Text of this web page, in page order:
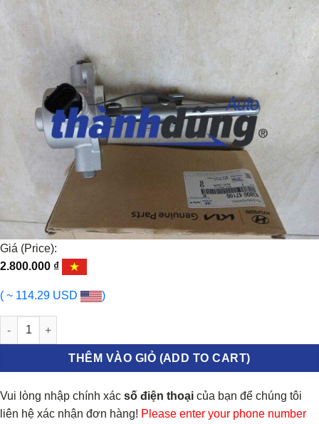
Giá (Price):
2.800.000 ₫
( ~ 114.29 USD )
TRỢ LỰC ĐI SỐ KIA K2700 2017-2023 | 4380047100 số lượng
THÊM VÀO GIỎ (ADD TO CART)
Vui lòng nhập chính xác số điện thoại của bạn để chúng tôi
liên hệ xác nhận đơn hàng! Please enter your phone number